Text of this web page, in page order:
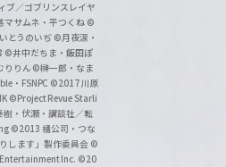
ブ／ゴブリンスレイヤ
マサムネ・平つくね ©
とうのいぢ ©月夜涙・
©井中だちま・飯田ぽ
りりん ©榊一郎・なま
・FSNPC ©2017 川原
©Project Revue Starli
・伏瀬・講談社／転
©2013 橘公司・つな
します」製作委員会 ©
Inc. ©20